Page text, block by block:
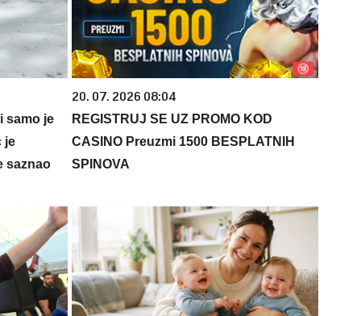
samo je
je
saznao
20. 07. 2026 08:04
REGISTRUJ SE UZ PROMO KOD
CASINO Preuzmi 1500 BESPLATNIH
SPINOVA